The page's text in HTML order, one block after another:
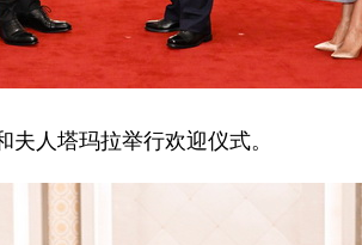
人塔玛拉举行欢迎仪式。